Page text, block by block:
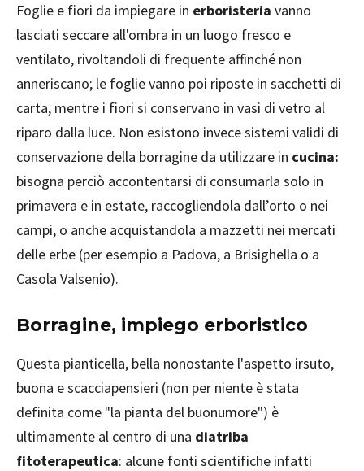
Foglie e fiori da impiegare in erboristeria vanno
lasciati seccare all'ombra in un luogo fresco e
ventilato, rivoltandoli di frequente affinché non
anneriscano; le foglie vanno poi riposte in sacchetti di
carta, mentre i fiori si conservano in vasi di vetro al
riparo dalla luce. Non esistono invece sistemi validi di
conservazione della borragine da utilizzare in cucina:
bisogna perciò accontentarsi di consumarla solo in
primavera e in estate, raccogliendola dall’orto o nei
campi, o anche acquistandola a mazzetti nei mercati
delle erbe (per esempio a Padova, a Brisighella o a
Casola Valsenio).
Borragine, impiego erboristico
Questa pianticella, bella nonostante l'aspetto irsuto,
buona e scacciapensieri (non per niente è stata
definita come "la pianta del buonumore") è
ultimamente al centro di una diatriba
fitoterapeutica: alcune fonti scientifiche infatti